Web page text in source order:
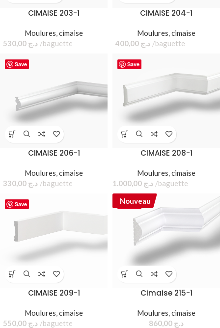
CIMAISE 203-1
Moulures,cimaise
د.ج
CIMAISE 204-1
Moulures,cimaise
د.ج
Save
CIMAISE 206-1
Moulures,cimaise
د.ج
Save
CIMAISE 208-1
Moulures,cimaise
د.ج
Save
CIMAISE 209-1
Moulures cimaise
د.ج
Save
Cimaise 215-1
Moulures cimaise
د.ج
Nouveau